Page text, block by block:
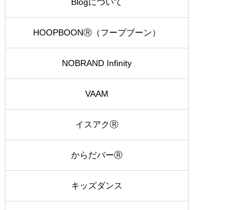
HOOPBOONⓇ（フープブーン）
NOBRAND Infinity
VAAM
イスアクⓇ
からだバーⓇ
キッズダンス